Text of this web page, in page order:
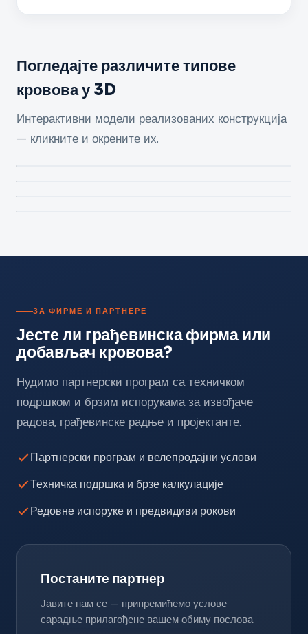
Погледајте различите типове
кровова у 3D
Интерактивни модели реализованих конструкција
— кликните и окрените их.
ЗА ФИРМЕ И ПАРТНЕРЕ
Јесте ли грађевинска фирма или
добављач кровова?
Нудимо партнерски програм са техничком
подршком и брзим испорукама за извођаче
радова, грађевинске радње и пројектанте.
Партнерски програм и велепродајни услови
Техничка подршка и брзе калкулације
Редовне испоруке и предвидиви рокови
Постаните партнер
Јавите нам се — припремићемо услове
сарадње прилагођене вашем обиму послова.